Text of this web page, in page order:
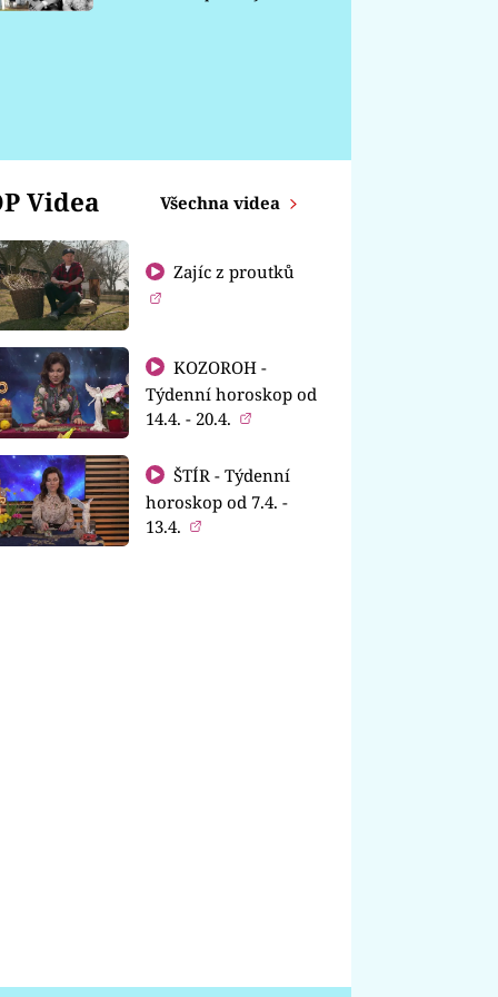
Videa Všechna videa
Zajíc z proutků
KOZOROH -
Týdenní horoskop od
14.4. - 20.4.
ŠTÍR - Týdenní
horoskop od 7.4. -
13.4.